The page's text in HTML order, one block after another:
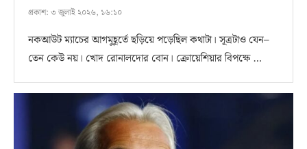
প্রকাশ: ৩ জুলাই ২০২৬, ১৬:১০
নকআউট ম্যাচের আগমুহূর্তে ছড়িয়ে পড়েছিল কথাটা। সূত্রটাও যেন–
তেন কেউ নয়। খোদ রোনালদোর বোন। ক্রোয়েশিয়ার বিপক্ষে …